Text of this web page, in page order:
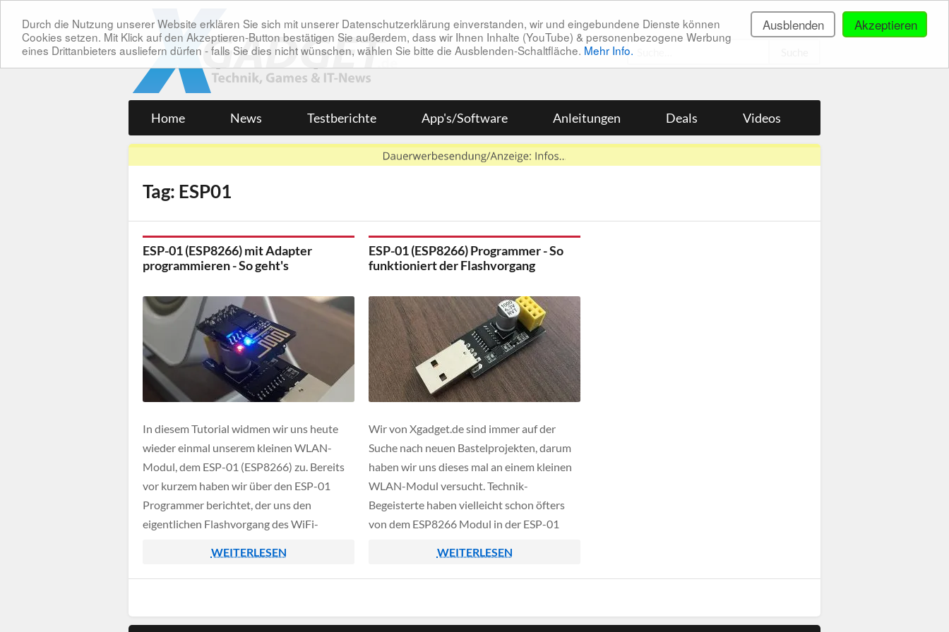
Akzeptieren
Ausblenden
Durch die Nutzung unserer Website erklären Sie sich mit unserer Datenschutzerklärung einverstanden, wir und eingebundene Dienste können
Cookies setzen. Mit Klick auf den Akzeptieren-Button bestätigen Sie außerdem, dass wir Ihnen Inhalte (YouTube) & personenbezogene Werbung
eines Drittanbieters ausliefern dürfen - falls Sie dies nicht wünschen, wählen Sie bitte die Ausblenden-Schaltfläche. Mehr Info.
Home News Testberichte App's/Software Anleitungen Deals Videos
Tag: ESP01
ESP-01 (ESP8266) mit Adapter
programmieren - So geht's
In diesem Tutorial widmen wir uns heute
wieder einmal unserem kleinen WLAN-
Modul, dem ESP-01 (ESP8266) zu. Bereits
vor kurzem haben wir über den ESP-01
Programmer berichtet, der uns den
eigentlichen Flashvorgang des WiFi-
Beitrag möchten wir nun auf die eigentliche
Programmierung mittels der Arduino IDE
WEITERLESEN
ESP-01 (ESP8266) Programmer - So
funktioniert der Flashvorgang
Wir von Xgadget.de sind immer auf der
Suche nach neuen Bastelprojekten, darum
haben wir uns dieses mal an einem kleinen
WLAN-Modul versucht. Technik-
Begeisterte haben vielleicht schon öfters
von dem ESP8266 Modul in der ESP-01
wenig Geld ein 2,4 GHz WiFi-Modul für
Bastelzwecke. Für die eigentliche
WEITERLESEN